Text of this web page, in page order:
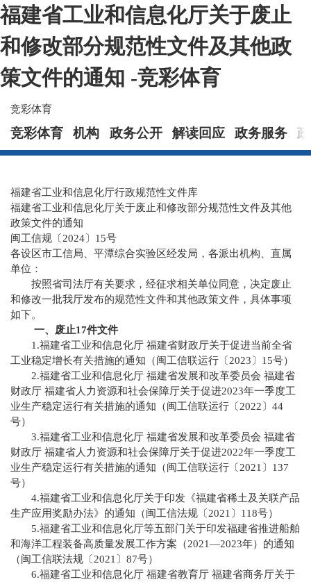
福建省工业和信息化厅关于废止
和修改部分规范性文件及其他政
策文件的通知 -竞彩体育
竞彩体育
竞彩体育 机构 政务公开 解读回应 政务服务
福建省工业和信息化厅行政规范性文件库
福建省工业和信息化厅关于废止和修改部分规范性文件及其他
政策文件的通知
闽工信规〔2024〕15号
各设区市工信局、平潭综合实验区经发局，各派出机构、直属
单位：
按照省司法厅有关要求，经征求相关单位同意，决定废止
和修改一批我厅发布的规范性文件和其他政策文件，具体事项
如下。
一、废止17件文件
1.福建省工业和信息化厅 福建省财政厅关于促进当前全省
工业稳定增长有关措施的通知（闽工信联运行〔2023〕15号）
2.福建省工业和信息化厅 福建省发展和改革委员会 福建省
财政厅 福建省人力资源和社会保障厅关于促进2023年一季度工
业生产稳定运行有关措施的通知（闽工信联运行〔2022〕44
号）
3.福建省工业和信息化厅 福建省发展和改革委员会 福建省
财政厅 福建省人力资源和社会保障厅关于促进2022年一季度工
业生产稳定运行有关措施的通知（闽工信联运行〔2021〕137
号）
4.福建省工业和信息化厅关于印发《福建省稀土及关联产品
生产应用奖励办法》的通知（闽工信法规〔2021〕118号）
5.福建省工业和信息化厅等五部门关于印发福建省推进船舶
和海洋工程装备高质量发展工作方案（2021—2023年）的通知
（闽工信联法规〔2021〕87号）
6.福建省工业和信息化厅 福建省教育厅 福建省商务厅关于